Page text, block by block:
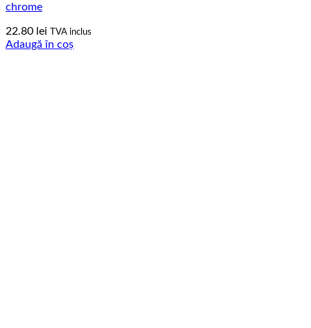
chrome
22.80 lei TVA inclus
Adaugă în coș